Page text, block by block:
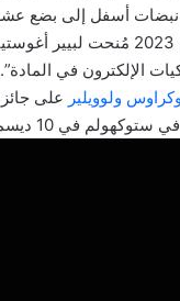
نبضات أسفل إلى بضع
جائزة نوبل في الفيزياء
الإلكترون في المادة”.
ولوويلير
في 10 ديسمبر 2023.